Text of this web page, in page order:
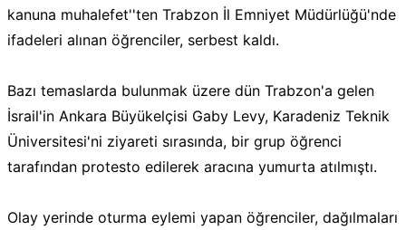
kanuna muhalefet''ten Trabzon İl Emniyet Müdürlüğü'nde
ifadeleri alınan öğrenciler, serbest kaldı.
Bazı temaslarda bulunmak üzere dün Trabzon'a gelen
İsrail'in Ankara Büyükelçisi Gaby Levy, Karadeniz Teknik
Üniversitesi'ni ziyareti sırasında, bir grup öğrenci
tarafından protesto edilerek aracına yumurta atılmıştı.
Olay yerinde oturma eylemi yapan öğrenciler, dağılmaları